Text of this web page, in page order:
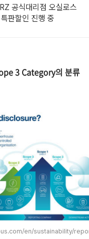
션중
공식대리점 오실로스
판할인 진행 중
3 Category의 분류
en/sustainability/